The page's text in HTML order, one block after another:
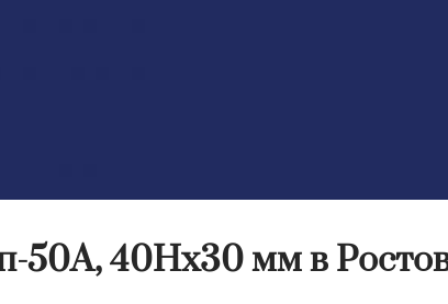
50А, 40Нх30 мм в